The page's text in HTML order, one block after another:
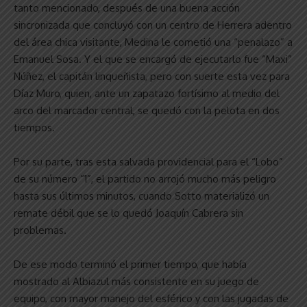
tanto mencionado, después de una buena acción
sincronizada que concluyó con un centro de Herrera adentro
del área chica visitante, Medina le cometió una “penalazo” a
Emanuel Sosa. Y el que se encargó de ejecutarlo fue “Maxi”
Núñez, el capitán linqueñista, pero con suerte esta vez para
Díaz Muro, quien, ante un zapatazo fortísimo al medio del
arco del marcador central, se quedó con la pelota en dos
tiempos.
Por su parte, tras esta salvada providencial para el “Lobo”
de su número “1”, el partido no arrojó mucho más peligro
hasta sus últimos minutos, cuando Sotto materializó un
remate débil que se lo quedó Joaquín Cabrera sin
problemas.
De ese modo terminó el primer tiempo, que había
mostrado al Albiazul más consistente en su juego de
equipo, con mayor manejo del esférico y con las jugadas de